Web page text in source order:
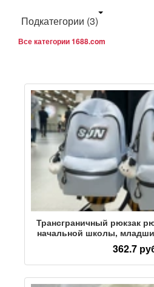
Подкатегории (3)
Все категории 1688.com
Трансграничный рюкзак
начальной школы,
школы,
вместимости, большие и
362.7